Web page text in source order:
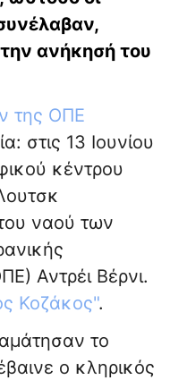
ανήκησή του
της ΟΠΕ
στις 13 Ιουνίου
κέντρου
ναού των
Αντρέι Βέρνι.
Κοζάκος".
το
ο κληρικός